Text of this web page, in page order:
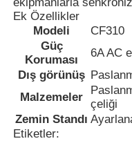
Bize ulaşın
Haberler
Teklif isteği
Ek Özellikler
Modeli
CF310
Güç
Koruması
6A AC
Dış görünüş
Malzemeler
çeliği
Zemin Standı
Etiketler: